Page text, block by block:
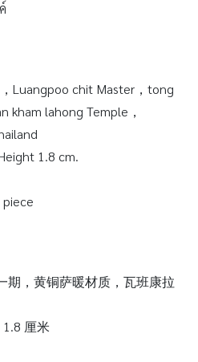
Luangpoo chit Master，tong
kham lahong Temple，
1.8 cm.
期，黄铜萨暖材质，瓦班康拉
厘米